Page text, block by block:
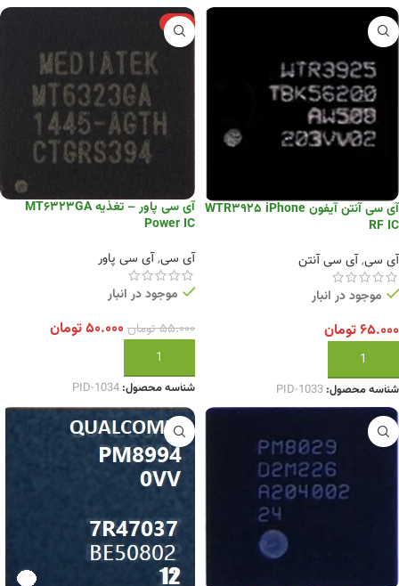
آی سی آنتن آیفون WTR3925 iPhone
RF IC
آی سی,آی سی آنتن
موجود در انبار
۶۵.۰۰۰تومان
افزودن به سبد خرید
شناسه محصول: PID-1033
-9%
آی سی پاور – تغذیه MT6323GA
Power IC
آی سی,آی سی پاور
موجود در انبار
۵۵.۰۰۰تومان ۵۰.۰۰۰تومان
افزودن به سبد خرید
شناسه محصول: PID-1034